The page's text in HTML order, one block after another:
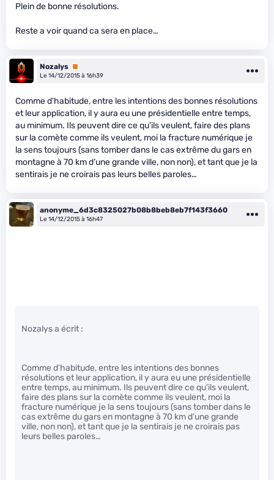
Plein de bonne résolutions.
Reste a voir quand ca sera en place…
Nozalys Premium
Le 14/12/2015 à 16h39
Comme d’habitude, entre les intentions des bonnes résolutions
et leur application, il y aura eu une présidentielle entre temps,
au minimum. Ils peuvent dire ce qu’ils veulent, faire des plans
sur la comète comme ils veulent, moi la fracture numérique je
la sens toujours (sans tomber dans le cas extrême du gars en
montagne à 70 km d’une grande ville, non non), et tant que je la
sentirais je ne croirais pas leurs belles paroles…
anonyme_6d3c8325027b08b8beb8eb7f143f3660
Le 14/12/2015 à 16h47
Nozalys a écrit :
Comme d’habitude, entre les intentions des bonnes
résolutions et leur application, il y aura eu une présidentielle
entre temps, au minimum. Ils peuvent dire ce qu’ils veulent,
faire des plans sur la comète comme ils veulent, moi la
fracture numérique je la sens toujours (sans tomber dans le
cas extrême du gars en montagne à 70 km d’une grande
ville, non non), et tant que je la sentirais je ne croirais pas
leurs belles paroles…